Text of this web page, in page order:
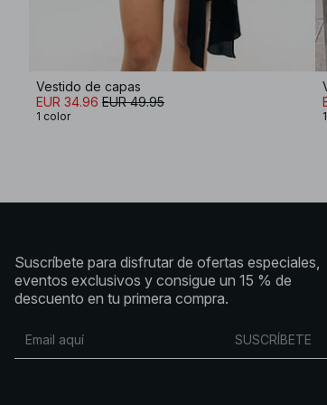
Vestido de capas
EUR 34.96 EUR 49.95
1 color
Suscríbete para disfrutar de ofertas especiales,
eventos exclusivos y consigue un 15 % de
descuento en tu primera compra.
SUSCRÍBETE